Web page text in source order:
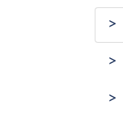
>
>
>